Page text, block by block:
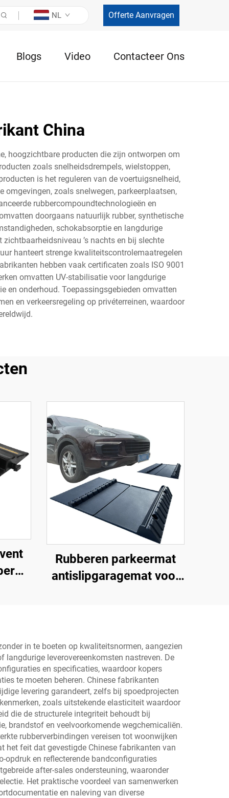
NL Offerte Aanvragen
Blogs Video Contacteer Ons
China
hoogzichtbare producten die zijn ontworpen om
zoals snelheidsdrempels, wielstoppen,
is het reguleren van de voertuigsnelheid,
zoals snelwegen, parkeerplaatsen,
rubbercompoundtechnologieën en
doorgaans natuurlijk rubber, synthetische
schokabsorptie en langdurige
’s nachts en bij slechte
hanteert strenge kwaliteitscontrolemaatregelen
hebben vaak certificaten zoals ISO 9001
omvatten UV-stabilisatie voor langdurige
en onderhoud. Toepassingsgebieden omvatten
en verkeersregeling op privéterreinen, waardoor
Rubberen parkeermat
antislipgaragemat voor
in te boeten op kwaliteitsnormen, aangezien
leverovereenkomsten nastreven. De
en specificaties, waardoor kopers
te moeten beheren. Chinese fabrikanten
levering garandeert, zelfs bij spoedprojecten
zoals uitstekende elasticiteit waardoor
die de structurele integriteit behoudt bij
brandstof en veelvoorkomende wegchemicaliën.
rubberverbindingen vereisen tot woonwijken
het feit dat gevestigde Chinese fabrikanten van
opdruk en reflecterende bandconfiguraties
after-sales ondersteuning, waaronder
Het praktische voordeel van samenwerken
en naleving van diverse